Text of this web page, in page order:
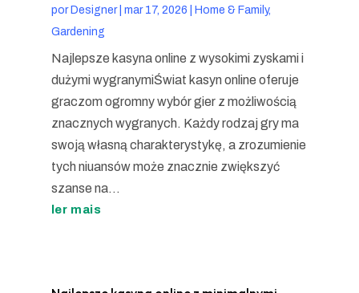
por Designer| mar 17, 2026
Home & Family,
Gardening
Najlepsze kasyna online z wysokimi zyskami i
dużymi wygranymiŚwiat kasyn online oferuje
graczom ogromny wybór gier z możliwością
znacznych wygranych. Każdy rodzaj gry ma
swoją własną charakterystykę, a zrozumienie
tych niuansów może znacznie zwiększyć
szanse na...
ler mais